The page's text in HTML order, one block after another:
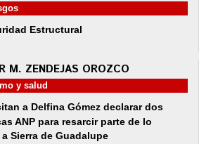
Estructural
M. ZENDEJAS OROZCO
y salud
a Delfina Gómez declarar dos
ANP para resarcir parte de lo
Sierra de Guadalupe